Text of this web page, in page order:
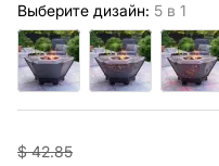
Выберите дизайн: 5 в 1
$ 42.85